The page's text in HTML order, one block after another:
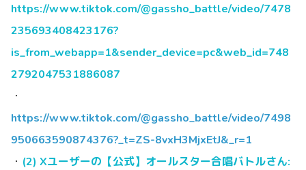
https://www.tiktok.com/@gassho_battle/video/7478
235693408423176?
is_from_webapp=1&sender_device=pc&web_id=748
2792047531886087
・
https://www.tiktok.com/@gassho_battle/video/7498
950663590874376?_t=ZS-8vxH3MjxEtJ&_r=1
・ (2) Xユーザーの【公式】オールスター合唱バトルさん: